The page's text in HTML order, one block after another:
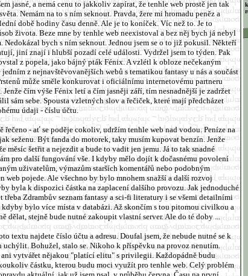
jasné, a nemá cenu to jakkoliv zapírat, že tenhle web prostě jen tak
Nemám na to s ním seknout. Pravda, žere mi hromadu peněz a
době hodiny času denně. Ale je to koníček. Víc než to. Je to
života. Beze mne by tenhle web neexistoval a bez něj bych já nebyl
Nedokázal bych s ním seknout. Jednou jsem se o to již pokusil. Někteří
jiní znají i hlubší pozadí celé události. Vydržel jsem to týden. Pak
z popela, jako bájný pták Fénix. A vzlétl k obloze nečekaným
jedním z nejnavštěvovanějších webů s tematikou fantasy u nás a součást
může směle konkurovat i oficiálnímu internetovému partneru
čím výše Fénix letí a čím jasněji září, tím nesnadnější je zadržet
sám sebe. Spousta vzletných slov a řečiček, které mají předcházet
údaji - číslu účtu.
řečeno - ať se poděje cokoliv, udržím tenhle web nad vodou. Peníze na
seženu. Být fanda do motorek, taky musím kupovat benzín. Jenže
měsíc šetřit a nejezdit a bude to vadit jen jemu. Já to tak snadné
pro další fungování vše. I kdyby mělo dojít k dočasnému povolení
uživatelům, výmazům starších komentářů nebo podobným
web pojede. Ale všechno by bylo mnohem snažší a další rozvoj
byla k dispozici částka na zaplacení dalšího provozu. Jak jednoduché
třeba Zdrambův seznam fantasy a sci-fi literatury i se všemi detailními
kdyby bylo více místa v databázi. Až skončím s tou pitomou civilkou a
dělat, stejně bude nutné zakoupit vlastní server. Ale do té doby ...
textu najdete číslo účtu a adresu. Doufal jsem, že nebude nutné se k
uchýlit. Bohužel, stalo se. Nikoho k příspěvku na provoz nenutím.
ani vytvářet nějakou "platící elitu" s privilegii. Každopádně budu
částku, kterou budu moci využít pro tenhle web. Celý problém